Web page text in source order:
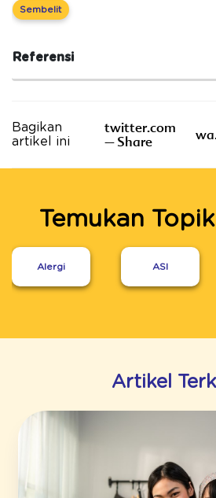
Sembelit
Referensi
Bagikan
artikel ini
twitter.com
– Share
Temukan
Alergi ASI
Artikel